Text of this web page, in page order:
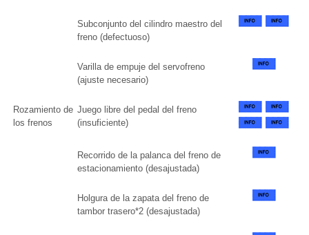
Subconjunto del cilindro maestro del
freno (defectuoso)
Varilla de empuje del servofreno
(ajuste necesario)
Rozamiento de
los frenos
Juego libre del pedal del freno
(insuficiente)
Recorrido de la palanca del freno de
estacionamiento (desajustada)
Holgura de la zapata del freno de
tambor trasero*2 (desajustada)